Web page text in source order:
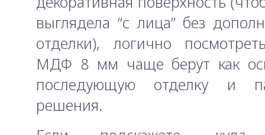
выглядела “с лица” без
отделки), логично
МДФ 8 мм чаще берут как
последующую отделку и
решения.